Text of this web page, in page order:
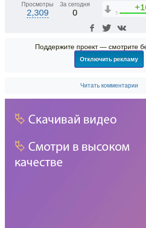
Просмотры
2,309
За сегодня
0 5
Поддержите проект — смотрите
Отключить рекламу
Читать комментарии